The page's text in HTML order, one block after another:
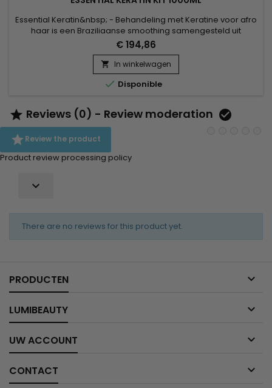
Essential Keratin&nbsp; - Behandeling met Keratine voor afro
haar is een Braziliaanse smoothing samengesteld uit
Keratine, Aloë Vera en Macadamia olie aan het haar van de
cortex herstellen en het haar glad gedurende 3-5
maanden.&nbsp; Het vergemakkelijkt de styling en
vermindert de tijd droog te blazen, stopt de val verwijderde
de vork voor een haar...
€ 194,86
 In winkelwagen
 Disponible
 Reviews (0) - Review moderation 
Review the product
Product review processing policy

There are no reviews for this product yet.
PRODUCTEN 
LUMIBEAUTY 
UW ACCOUNT 
CONTACT 